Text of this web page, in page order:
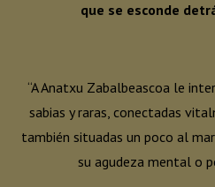
que se esconde
“A Anatxu Zabalbeascoa le
sabias y raras, conectadas
también situadas un poco al
su agudeza mental o